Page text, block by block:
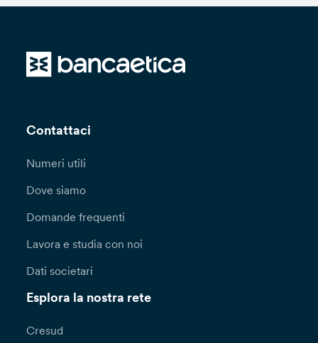
Contattaci
Numeri utili
Dove siamo
Domande frequenti
Lavora e studia con noi
Dati societari
Esplora la nostra rete
Cresud